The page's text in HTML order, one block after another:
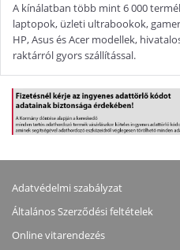
A kínálatban több mint 6 000
laptopok, üzleti ultrabookok,
HP, Asus és Acer modellek,
raktárról gyors szállítással.
Adatvédelmi szabályzat
Általános Szerződési feltételek
Online vitarendezés